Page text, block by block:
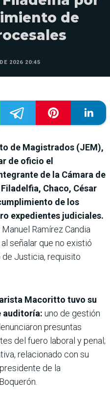
de
2026 20:45
de Magistrados (JEM),
de oficio el
de la Cámara de
Chaco, César
de los
expedientes judiciales.
Ramírez Candia
señalar que no existió
de Justicia, requisito
Macoritto tuvo su
auditoría: uno de gestión
presuntas
del fuero laboral y penal;
relacionado con su
de la